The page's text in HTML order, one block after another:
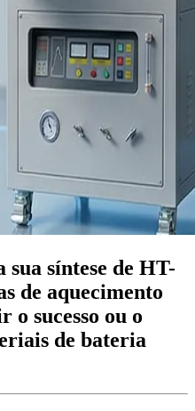
sua síntese de HT-
de aquecimento
o sucesso ou o
de bateria